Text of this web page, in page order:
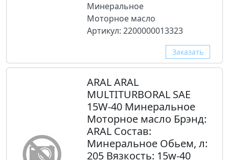
Минеральное
Моторное масло
Артикул: 2200000013323
Заказать
ARAL ARAL
MULTITURBORAL SAE
15W-40 Минеральное
Моторное масло Брэнд:
ARAL Состав:
Минеральное Обьем, л:
205 Вязкость: 15w-40